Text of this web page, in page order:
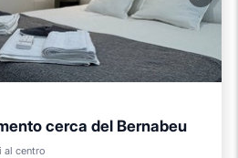
cerca del Bernabeu
al centro